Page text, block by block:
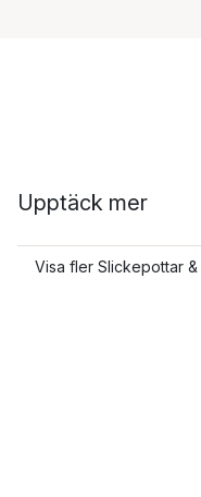
Upptäck mer
Visa fler Slickepottar